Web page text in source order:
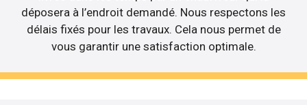
déposera à l’endroit demandé. Nous respectons les
délais fixés pour les travaux. Cela nous permet de
vous garantir une satisfaction optimale.